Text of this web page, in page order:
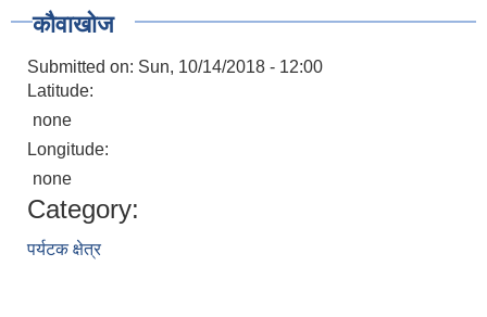
कौवाखोज
Submitted on: Sun, 10/14/2018 - 12:00
Latitude:
none
Longitude:
none
Category:
पर्यटक क्षेत्र